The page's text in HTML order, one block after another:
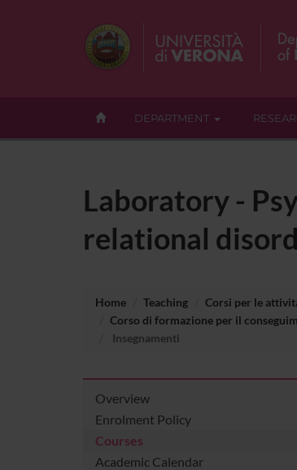
DEPARTMENT
Laboratory -
relational
Home Teaching
Corsi per le
Corso di formazione per il
Insegnamenti
Overview
Enrolment Policy
Courses
Academic Calendar